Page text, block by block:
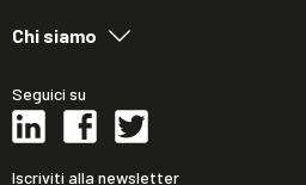
Chi siamo
Seguici su
Iscriviti alla newsletter